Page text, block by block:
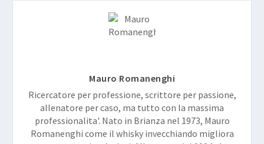
Mauro Romanenghi
Ricercatore per professione, scrittore per passione,
allenatore per caso, ma tutto con la massima
professionalita'. Nato in Brianza nel 1973, Mauro
Romanenghi come il whisky invecchiando migliora